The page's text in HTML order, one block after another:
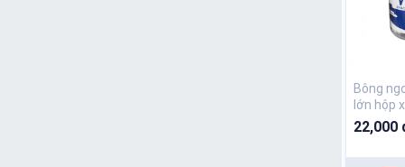
Bông
lớn hộp
22,000